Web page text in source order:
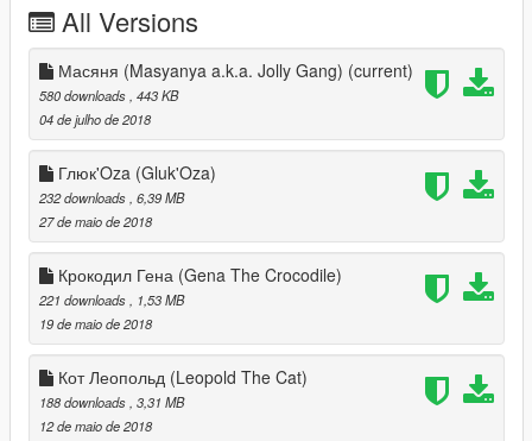
I decided to upload all my mods without pack, just when i
finished it.
Masyanya a.k.a. Jolly from Jolly Gang quest game.Author
of original model is cooper. from quake mod. Fixed bugs in
arms.
-Gluk'Oza. Author of original model is panf3. Originally mod for
CS:Source
have almost no bugs
-
maybe there are some in knee
-Gena The Crocodile from soviet cartoon.
Author of original
model is unknown.
-Leopold The Cat from old soviet cartoon. Author of original
model is Oll. I just optimized model's polygons and created new
UVW and texture. I have in mind pack of soviet cartoons, but i
do everything veery long and i'm cant say sure if pack will be.
All Versions
Масяня (Masyanya a.k.a. Jolly Gang) (current)
580 downloads , 443 KB
04 de julho de 2018
Глюк'Oza (Gluk'Oza)
232 downloads , 6,39 MB
27 de maio de 2018
Крокодил Гена (Gena The Crocodile)
221 downloads
, 1,53 MB
19 de maio de 2018
Кот Леопольд (Leopold The Cat)
188 downloads , 3,31 MB
12 de maio de 2018